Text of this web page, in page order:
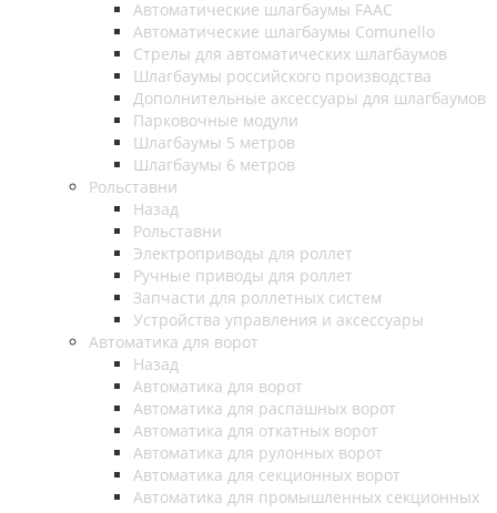
Автоматические шлагбаумы FAAC
Автоматические шлагбаумы Comunello
Стрелы для автоматических шлагбаумов
Шлагбаумы российского производства
Дополнительные аксессуары для шлагбаумов
Парковочные модули
Шлагбаумы 5 метров
Шлагбаумы 6 метров
Рольставни
Назад
Рольставни
Электроприводы для роллет
Ручные приводы для роллет
Запчасти для роллетных систем
Устройства управления и аксессуары
Автоматика для ворот
Назад
Автоматика для ворот
Автоматика для распашных ворот
Автоматика для откатных ворот
Автоматика для рулонных ворот
Автоматика для секционных ворот
Автоматика для промышленных секционных